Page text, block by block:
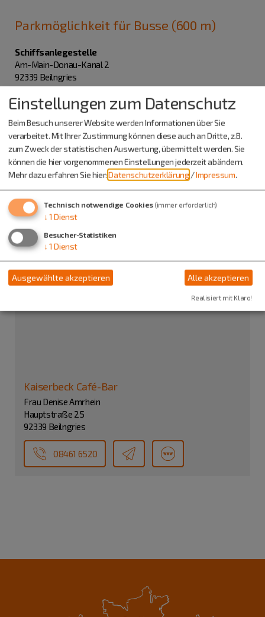
Parkmöglichkeit für Busse (600 m)
Schiffsanlegestelle
Am-Main-Donau-Kanal 2
92339 Beilngries
08461 8435
Audioclip
anhören
Kaiserbeck Café-Bar
Frau Denise Amrhein
Hauptstraße 25
92339 Beilngries
08461 6520
Einstellungen zum Datenschutz
Beim Besuch unserer Website werden Informationen über Sie
verarbeitet. Mit Ihrer Zustimmung können diese auch an Dritte, z.B.
zum Zweck der statistischen Auswertung, übermittelt werden. Sie
können die hier vorgenommenen Einstellungen jederzeit abändern.
Mehr dazu erfahren Sie hier:Datenschutzerklärung /Impressum.
Technisch notwendige Cookies (immer erforderlich)
↓ 1 Dienst
Besucher-Statistiken
↓ 1 Dienst
Ausgewählte akzeptieren Alle akzeptieren
Realisiert mit Klaro!